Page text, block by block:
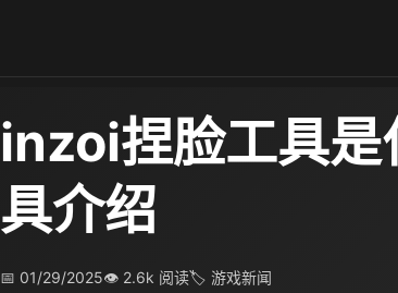
inzoi捏脸工具
具介绍
📅 01/29/2025👁 2.6k 阅读🏷 游戏新闻